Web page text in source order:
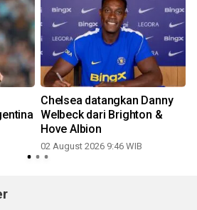
Chelsea datangkan Danny
Welbeck dari Brighton &
Hove Albion
02 August 2026 9:46 WIB